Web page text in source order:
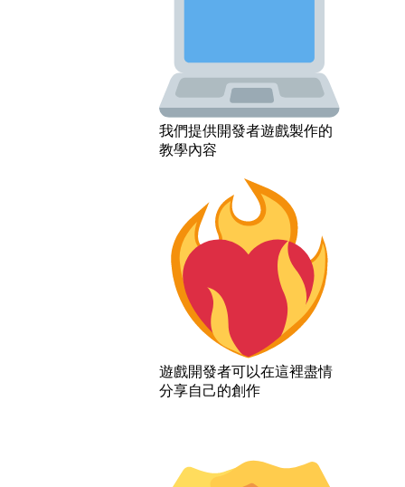
我們提供開發者遊戲製作的
教學內容
遊戲開發者可以在這裡盡情
分享自己的創作